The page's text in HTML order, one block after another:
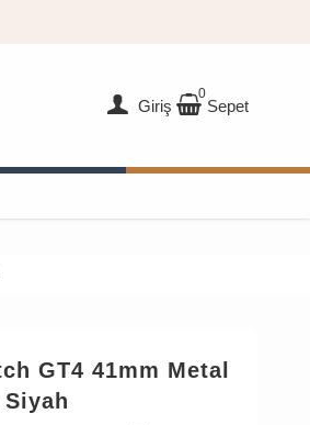
Giriş
0
Sepet
GT4 41mm Metal